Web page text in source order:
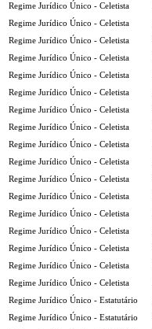
Regime Jurídico Único - Celetista
Regime Jurídico Único - Celetista
Regime Jurídico Único - Celetista
Regime Jurídico Único - Celetista
Regime Jurídico Único - Celetista
Regime Jurídico Único - Celetista
Regime Jurídico Único - Celetista
Regime Jurídico Único - Celetista
Regime Jurídico Único - Celetista
Regime Jurídico Único - Celetista
Regime Jurídico Único - Celetista
Regime Jurídico Único - Celetista
Regime Jurídico Único - Celetista
Regime Jurídico Único - Celetista
Regime Jurídico Único - Celetista
Regime Jurídico Único - Celetista
Regime Jurídico Único - Celetista
Regime Jurídico Único - Estatutário
Regime Jurídico Único - Estatutário